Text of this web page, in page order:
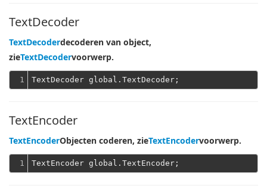
TextDecoder
TextDecoderdecoderen van object,
zieTextDecodervoorwerp.
1
TextEncoder
TextEncoderObjecten coderen, zieTextEncodervoorwerp.
1